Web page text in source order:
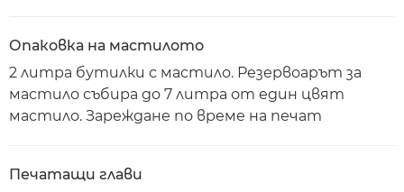
Опаковка на мастилото
2 литра бутилки с мастило. Резервоарът за
мастило събира до 7 литра от един цвят
мастило. Зареждане по време на печат
Печатащи глави